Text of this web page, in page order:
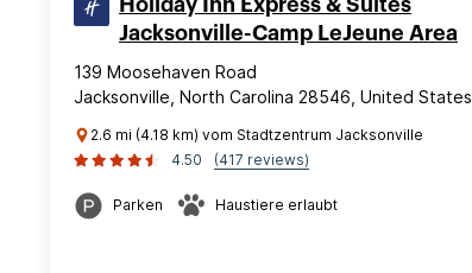
Holiday Inn Express & Suites
Jacksonville-Camp LeJeune Area
139 Moosehaven Road
Jacksonville, North Carolina 28546, United States
2.6 mi (4.18 km) vom Stadtzentrum Jacksonville
4.50
(417 reviews)
Parken Haustiere erlaubt